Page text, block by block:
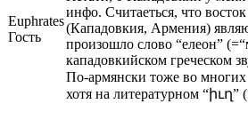
Euphrates
Гость
инфо. Считаеться, что
(Кападовкия, Армения)
произошло слово “елеон”
кападовкийском греческом
По-армянски тоже во многих
хотя на литературном “իւղ”